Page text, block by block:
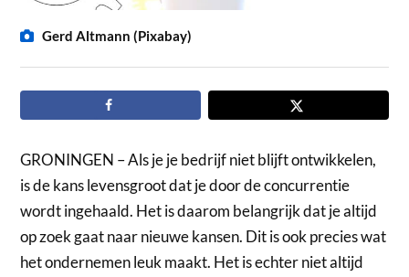
Gerd Altmann (Pixabay)
GRONINGEN – Als je je bedrijf niet blijft ontwikkelen,
is de kans levensgroot dat je door de concurrentie
wordt ingehaald. Het is daarom belangrijk dat je altijd
op zoek gaat naar nieuwe kansen. Dit is ook precies wat
het ondernemen leuk maakt. Het is echter niet altijd